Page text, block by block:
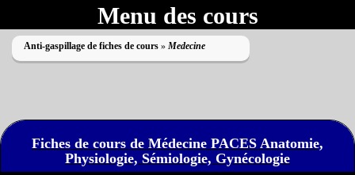
Menu des cours
Anti-gaspillage de fiches de cours » Medecine
Impossible de lire le dossier
Fiches de cours de Médecine PACES Anatomie,
Physiologie, Sémiologie, Gynécologie